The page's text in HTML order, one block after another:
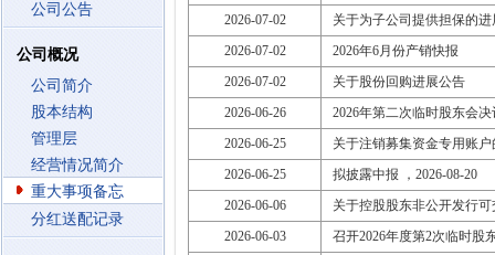
公司公告
公司概况
公司简介
股本结构
管理层
经营情况简介
重大事项备忘
分红送配记录
2026-07-02
关于为子公司提供担保的进
2026-07-02
2026年6月份产销快报
2026-07-02
关于股份回购进展公告
2026-06-26
2026年第二次临时股东会
2026-06-25
关于注销募集资金专用账户
2026-06-25
拟披露中报 ，2026-08-20
2026-06-06
关于控股股东非公开发行
2026-06-03
召开2026年度第2次临时股